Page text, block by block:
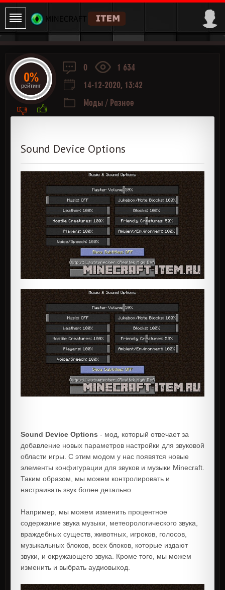
0
1 634
14-12-2020, 13:42
Моды / Разное
Sound Device Options
Sound Device Options - мод, который отвечает за
добавление новых параметров настройки для звуковой
области игры. С этим модом у нас появятся новые
элементы конфигурации для звуков и музыки Minecraft.
Таким образом, мы можем контролировать и
настраивать звук более детально.
Например, мы можем изменить процентное
содержание звука музыки, метеорологического звука,
враждебных существ, животных, игроков, голосов,
музыкальных блоков, всех блоков, которые издают
звуки, и окружающего звука. Кроме того, мы можем
изменить и выбрать аудиовыход.
0%
рейтинг